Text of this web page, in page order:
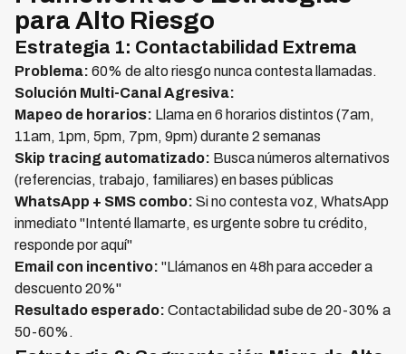
para Alto Riesgo
Estrategia 1: Contactabilidad Extrema
Problema: 60% de alto riesgo nunca contesta llamadas.
Solución Multi-Canal Agresiva:
Mapeo de horarios: Llama en 6 horarios distintos (7am,
11am, 1pm, 5pm, 7pm, 9pm) durante 2 semanas
Skip tracing automatizado: Busca números alternativos
(referencias, trabajo, familiares) en bases públicas
WhatsApp + SMS combo: Si no contesta voz, WhatsApp
inmediato "Intenté llamarte, es urgente sobre tu crédito,
responde por aquí"
Email con incentivo: "Llámanos en 48h para acceder a
descuento 20%"
Resultado esperado: Contactabilidad sube de 20-30% a
50-60%.